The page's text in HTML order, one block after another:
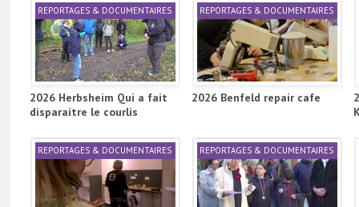
REPORTAGES & DOCUMENTAIRES
2026 Herbsheim Qui a fait
disparaitre le courlis
REPORTAGES & DOCUMENTAIRES
2026 Benfeld repair cafe
REPORTAGES & DOCUMENTAIRES REPORTAGES & DOCUMENTAIRES